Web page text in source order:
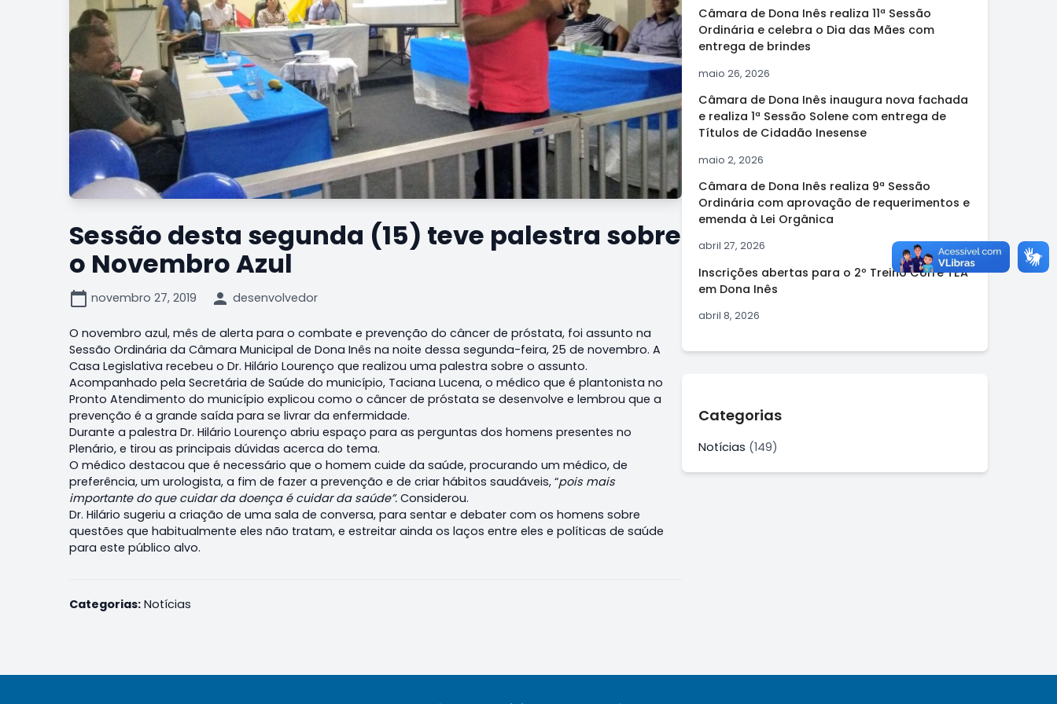
Sessão desta segunda (15) teve palestra sobre
o Novembro Azul
calendar_today novembro 27, 2019 person desenvolvedor
O novembro azul, mês de alerta para o combate e prevenção do câncer de próstata, foi assunto na
Sessão Ordinária da Câmara Municipal de Dona Inês na noite dessa segunda-feira, 25 de novembro. A
Casa Legislativa recebeu o Dr. Hilário Lourenço que realizou uma palestra sobre o assunto.
Acompanhado pela Secretária de Saúde do município, Taciana Lucena, o médico que é plantonista no
Pronto Atendimento do município explicou como o câncer de próstata se desenvolve e lembrou que a
prevenção é a grande saída para se livrar da enfermidade.
Durante a palestra Dr. Hilário Lourenço abriu espaço para as perguntas dos homens presentes no
Plenário, e tirou as principais dúvidas acerca do tema.
O médico destacou que é necessário que o homem cuide da saúde, procurando um médico, de
preferência, um urologista, a fim de fazer a prevenção e de criar hábitos saudáveis, “pois mais
importante do que cuidar da doença é cuidar da saúde”. Considerou.
Dr. Hilário sugeriu a criação de uma sala de conversa, para sentar e debater com os homens sobre
questões que habitualmente eles não tratam, e estreitar ainda os laços entre eles e políticas de saúde
para este público alvo.
Categorias: Notícias
Câmara de Dona Inês realiza 11ª Sessão
Ordinária e celebra o Dia das Mães com
entrega de brindes
maio 26, 2026
Câmara de Dona Inês inaugura nova fachada
e realiza 1ª Sessão Solene com entrega de
Títulos de Cidadão Inesense
maio 2, 2026
Câmara de Dona Inês realiza 9ª Sessão
Ordinária com aprovação de requerimentos e
emenda à Lei Orgânica
abril 27, 2026
Inscrições abertas para o 2º Treino Corre TEA
em Dona Inês
abril 8, 2026
Categorias
Notícias (149)